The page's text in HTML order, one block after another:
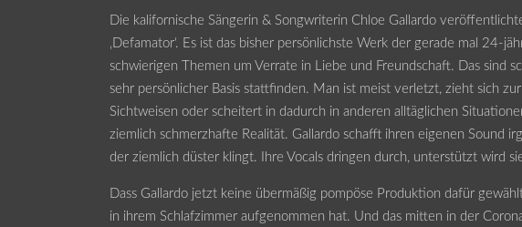
Die kalifornische Sängerin & Songwriterin Chloe Gallardo
‚Defamator‘. Es ist das bisher persönlichste Werk der gerade mal 24-
schwierigen Themen um Verrate in Liebe und Freundschaft. Das sind
sehr persönlicher Basis stattfinden. Man ist meist verletzt, zieht sich
Sichtweisen oder scheitert in dadurch in anderen alltäglichen
ziemlich schmerzhafte Realität. Gallardo schafft ihren eigenen Sound
der ziemlich düster klingt. Ihre Vocals dringen durch, unterstützt wird
Dass Gallardo jetzt keine übermäßig pompöse Produktion dafür
in ihrem Schlafzimmer aufgenommen hat. Und das mitten in der